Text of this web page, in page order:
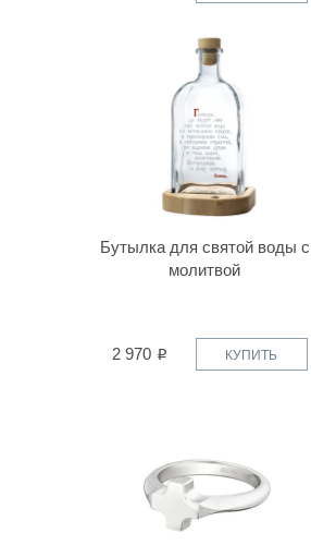
Бутылка для святой воды с
молитвой
2 970 КУПИТЬ